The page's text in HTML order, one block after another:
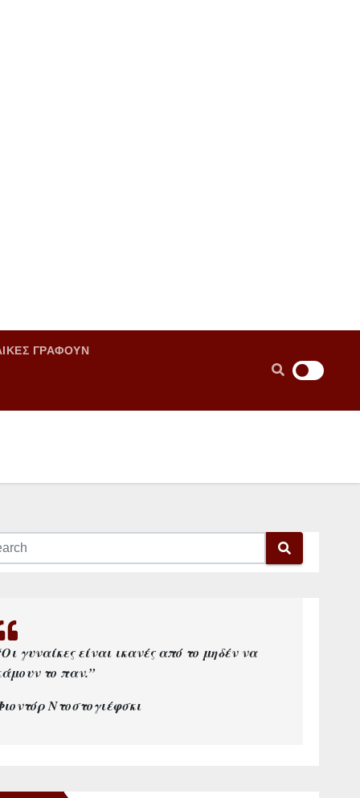
ΓΡΑΦΟΥΝ
γυναίκες είναι ικανές από το μηδέν να
το παν.”
Ντοστογιέφσκι